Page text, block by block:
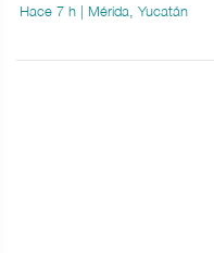
Hace 7 h | Mérida, Yucatán